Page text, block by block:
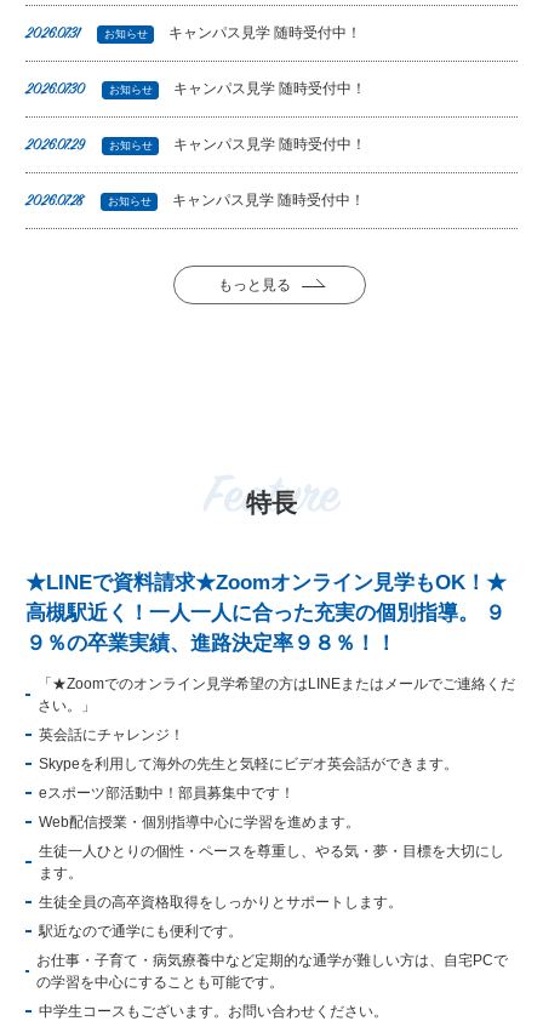
2026.07.31 お知らせ キャンパス見学 随時受付中！
2026.07.30 お知らせ キャンパス見学 随時受付中！
2026.07.29 お知らせ キャンパス見学 随時受付中！
2026.07.28 お知らせ キャンパス見学 随時受付中！
もっと見る
特長
Feature
★LINEで資料請求★Zoomオンライン見学もOK！★
高槻駅近く！一人一人に合った充実の個別指導。 ９
９％の卒業実績、進路決定率９８％！！
「★Zoomでのオンライン見学希望の方はLINEまたはメールでご連絡くだ
さい。」
英会話にチャレンジ！
Skypeを利用して海外の先生と気軽にビデオ英会話ができます。
eスポーツ部活動中！部員募集中です！
Web配信授業・個別指導中心に学習を進めます。
生徒一人ひとりの個性・ペースを尊重し、やる気・夢・目標を大切にし
ます。
生徒全員の高卒資格取得をしっかりとサポートします。
駅近なので通学にも便利です。
お仕事・子育て・病気療養中など定期的な通学が難しい方は、自宅PCで
の学習を中心にすることも可能です。
中学生コースもございます。お問い合わせください。